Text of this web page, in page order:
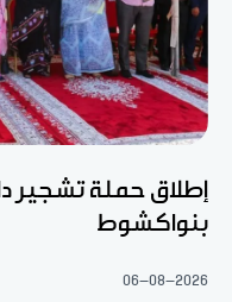
إطلاق حملة تشجير
بنواكشوط
06-08-2026